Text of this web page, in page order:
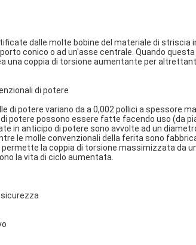
dalle molte bobine del materiale di striscia
conico o ad un'asse centrale. Quando
una coppia di torsione aumentante per
di potere
di potere variano da a 0,002 pollici a spessore
di potere possono essere fatte facendo uso (da
in anticipo di potere sono avvolte ad un
le molle convenzionali della ferita sono
la coppia di torsione massimizzata da
la vita di ciclo aumentata.